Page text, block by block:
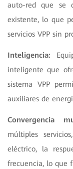
auto-red que se
existente, lo que
servicios VPP sin
Inteligencia:
inteligente que
sistema VPP
auxiliares de
Convergencia
múltiples
eléctrico, la
frecuencia, lo que